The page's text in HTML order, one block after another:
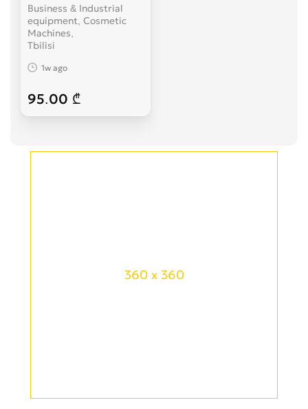
Business & Industrial
equipment, Cosmetic
Machines
Tbilisi
1w ago
95.00 ₾
360 x 360